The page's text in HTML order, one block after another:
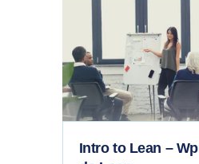
Intro to Lean –